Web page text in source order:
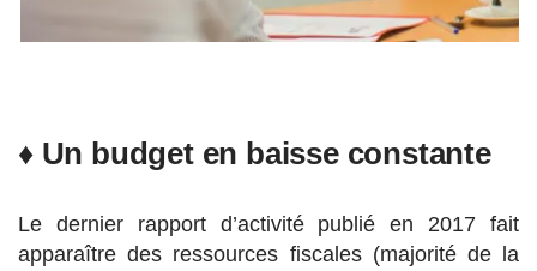
♦ Un budget en baisse constante
Le dernier rapport d’activité publié en 2017 fait
apparaître des ressources fiscales (majorité de la